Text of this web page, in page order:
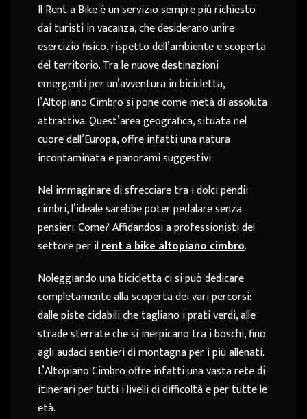
Il Rent a Bike è un servizio sempre più richiesto
dai turisti in vacanza, che desiderano unire
esercizio fisico, rispetto dell’ambiente e scoperta
del territorio. Tra le nuove destinazioni
emergenti per un’avventura in bicicletta,
l’Altopiano Cimbro si pone come metà di assoluta
attrattiva. Quest’area geografica, situata nel
cuore dell’Europa, offre infatti una natura
incontaminata e panorami suggestivi.
Nel immaginare di sfrecciare tra i dolci pendii
cimbri, l’ideale sarebbe poter pedalare senza
pensieri. Come? Affidandosi a professionisti del
settore per ilrent a bike altopiano cimbro.
Noleggiando una bicicletta ci si può dedicare
completamente alla scoperta dei vari percorsi:
dalle piste ciclabili che tagliano i prati verdi, alle
strade sterrate che si inerpicano tra i boschi, fino
agli audaci sentieri di montagna per i più allenati.
L’Altopiano Cimbro offre infatti una vasta rete di
itinerari per tutti i livelli di difficoltà e per tutte le
età.